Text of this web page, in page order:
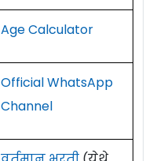
Age Calculator
Official WhatsApp
Channel